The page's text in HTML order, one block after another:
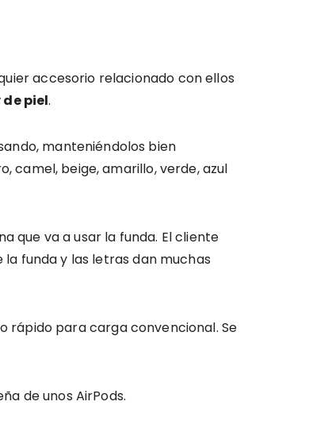
accesorio relacionado con ellos
piel.
manteniéndolos bien
camel, beige, amarillo, verde, azul
que va a usar la funda. El cliente
funda y las letras dan muchas
rápido para carga convencional. Se
de unos AirPods.